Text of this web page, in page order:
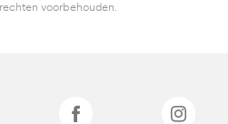
voorbehouden.